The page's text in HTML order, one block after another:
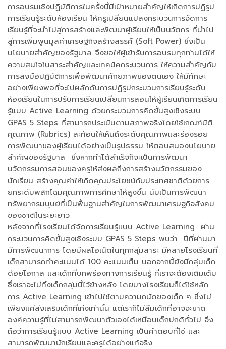
การอบรมเชิงปฏิบัติการในครั้งนี้มีเป้าหมายสำคัญให้เกิดการปฏิรูป
การเรียนรู้ระดับห้องเรียน ให้ครูเปลี่ยนแปลงกระบวนการจัดการ
เรียนรู้ที่จะนำไปสู่การสร้างและพัฒนาผู้เรียนให้เป็นนวัตกร ที่นำไป
สู่การเพิ่มพูนมูลค่าเศรษฐกิจสร้างสรรค์ (Soft Power) ซึ่งเป็น
นโยบายสำคัญของรัฐบาล จึงขอให้ผู้เข้ารับการอบรมทุกท่านได้ให้
ความสนใจในสาระสำคัญและเทคนิคกระบวนการ ให้ความสำคัญกับ
การลงมือปฏิบัติการเพื่อพัฒนาศักยภาพของตนเอง ให้มีทักษะ
อย่างเพียงพอที่จะไปผลักดันการปฏิรูปกระบวนการเรียนรู้ระดับ
ห้องเรียนในการปรับการเรียนเปลี่ยนการสอนให้ผู้เรียนเกิดการเรียน
รู้แบบ Active Learning ด้วยกระบวนการคิดขั้นสูงเชิงระบบ
GPAS 5 Steps ที่สามารถประเมินตามสภาพจริงโดยใช้เกณฑ์มิติ
คุณภาพ (Rubrics) สะท้อนให้เห็นถึงระดับคุณภาพและร่องรอย
การพัฒนาของผู้เรียนได้อย่างเป็นรูปธรรม ให้ตอบสนองนโยบาย
สำคัญของรัฐบาล ซึ่งหากทำได้สำเร็จก็จะเป็นการพัฒนา
นวัตกรรมการสอนของครูให้ส่งผลถึงการสร้างนวัตกรรมของ
นักเรียน สร้างคุณค่าให้เกิดคุณประโยชน์กับประเทศชาติด้วยการ
ยกระดับพลิกโฉมคุณภาพการศึกษาให้สูงขึ้น นับเป็นการพัฒนา
ทรัพยากรมนุษย์ที่เป็นพื้นฐานสำคัญในการพัฒนาเศรษฐกิจสังคม
ของชาติในระยะยาว
หลังจากที่โรงเรียนได้จัดการเรียนรู้แบบ Active Learning ผ่าน
กระบวนการคิดขั้นสูงเชิงระบบ GPAS 5 Steps พบว่า ปีที่ผ่านมา
มีการพัฒนาการ โดยมีผลโอเน็ตในทุกกลุ่มสาระ มีหลายโรงเรียนที่
เด็กสามารถทำคะแนนได้ 100 คะแนนเต็ม นอกจากนี้ยังมีกลุ่มเด็ก
ด้อยโอกาส และเด็กที่บกพร่องทางการเรียนรู้ ที่เราจะต้องเติมเต็ม
ซึ่งเราจะไม่ทิ้งเด็กกลุ่มนี้ไว้ข้างหลัง โดยบางโรงเรียนก็ได้ใช้หลัก
การ Active Learning เข้าไปใช้ตามความถนัดของเด็ก ๆ ซึ่งไม่
เพียงแค่ส่งเสริมเด็กที่เก่งเท่านั้น แต่เราก็ไม่ลืมเด็กที่อาจจะขาด
องค์ความรู้ที่ไม่สามารถพัฒนาตัวเองได้เหมือนเด็กปกติทั่วไป จึง
ถือว่าการเรียนรู้แบบ Active Learning เป็นคำตอบที่ใช่ และ
สามารถพัฒนานักเรียนและครูได้อย่างแท้จริง